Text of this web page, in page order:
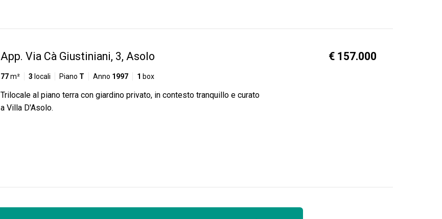
App. Via Cà Giustiniani, 3, Asolo
77m² 3 locali Piano T Anno 1997 1 box
€ 157.000
Trilocale al piano terra con giardino privato, in contesto tranquillo e curato
a Villa D'Asolo.